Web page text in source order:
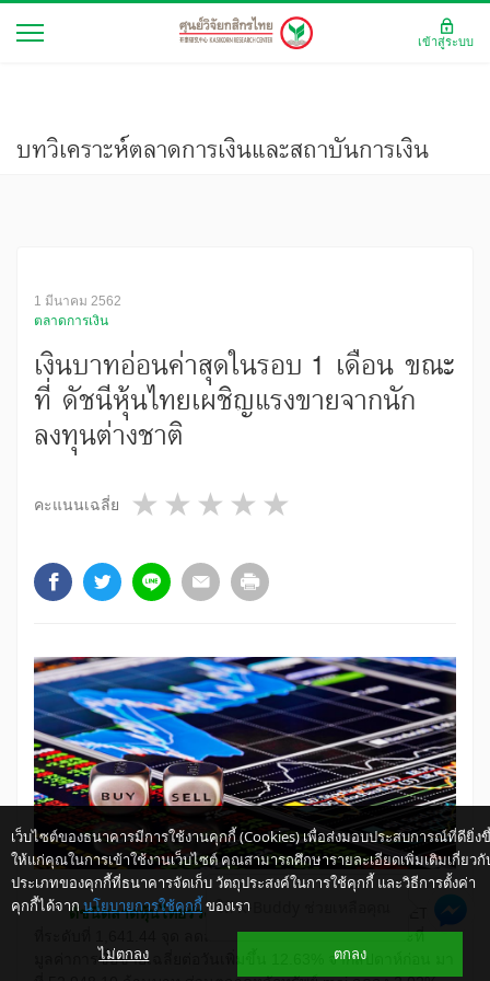
บทวิเคราะห์ตลาดการเงินและสถาบันการเงิน
1 มีนาคม 2562
ตลาดการเงิน
เงินบาทอ่อนค่าสุดในรอบ 1 เดือน ขณะ
ที่ ดัชนีหุ้นไทยเผชิญแรงขายจากนัก
ลงทุนต่างชาติ
คะแนนเฉลี่ย 4 stars
3 stars
2 stars
1 star
​ ดัชนีตลาดหุ้นไทยร่วงลงจากสัปดาห์ก่อน
โดยดัชนี SET ปิด
ที่ระดับที่ 1,641.44 จุด ลดลง 1.07% จากสัปดาห์ก่อน ขณะที่
มูลค่าการซื้อขายเฉลี่ยต่อวันเพิ่มขึ้น 12.63% จากสัปดาห์ก่อน มา
เว็บไซต์ของธนาคารมีการใช้งานคุกกี้ (Cookies) เพื่อส่งมอบประสบการณ์ที่ดียิ่ง
ให้แก่คุณในการเข้าใช้งานเว็บไซต์ คุณสามารถศึกษารายละเอียดเพิ่มเติมเกี่ยวกั
ประเภทของคุกกี้ที่ธนาคารจัดเก็บ วัตถุประสงค์ในการใช้คุกกี้ และวิธีการตั้งค่า
คุกกี้ได้จาก นโยบายการใช้คุกกี้ ของเรา
ไม่ตกลง ตกลง
เข้าสู่ระบบ
ให้ K-Buddy ช่วยเหลือคุณ